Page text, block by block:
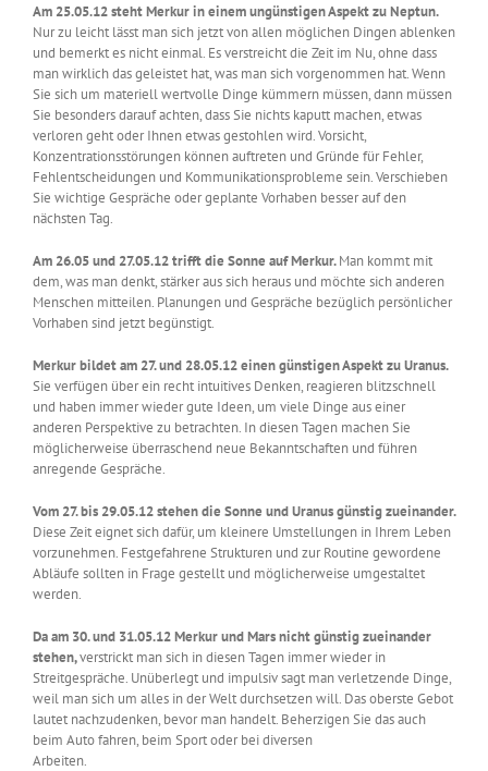
Am 25.05.12 steht Merkur in einem ungünstigen Aspekt zu Neptun.
Nur zu leicht lässt man sich jetzt von allen möglichen Dingen ablenken
und bemerkt es nicht einmal. Es verstreicht die Zeit im Nu, ohne dass
man wirklich das geleistet hat, was man sich vorgenommen hat. Wenn
Sie sich um materiell wertvolle Dinge kümmern müssen, dann müssen
Sie besonders darauf achten, dass Sie nichts kaputt machen, etwas
verloren geht oder Ihnen etwas gestohlen wird. Vorsicht,
Konzentrationsstörungen können auftreten und Gründe für Fehler,
Fehlentscheidungen und Kommunikationsprobleme sein. Verschieben
Sie wichtige Gespräche oder geplante Vorhaben besser auf den
nächsten Tag.
Am 26.05 und 27.05.12 trifft die Sonne auf Merkur.Man kommt mit
dem, was man denkt, stärker aus sich heraus und möchte sich anderen
Menschen mitteilen. Planungen und Gespräche bezüglich persönlicher
Vorhaben sind jetzt begünstigt.
Merkur bildet am 27. und 28.05.12 einen günstigen Aspekt zu Uranus.
Sie verfügen über ein recht intuitives Denken, reagieren blitzschnell
und haben immer wieder gute Ideen, um viele Dinge aus einer
anderen Perspektive zu betrachten. In diesen Tagen machen Sie
möglicherweise überraschend neue Bekanntschaften und führen
anregende Gespräche.
Vom 27. bis 29.05.12 stehen die Sonne und Uranus günstig zueinander.
Diese Zeit eignet sich dafür, um kleinere Umstellungen in Ihrem Leben
vorzunehmen. Festgefahrene Strukturen und zur Routine gewordene
Abläufe sollten in Frage gestellt und möglicherweise umgestaltet
werden.
Da am 30. und 31.05.12 Merkur und Mars nicht günstig zueinander
stehen,verstrickt man sich in diesen Tagen immer wieder in
Streitgespräche. Unüberlegt und impulsiv sagt man verletzende Dinge,
weil man sich um alles in der Welt durchsetzen will. Das oberste Gebot
lautet nachzudenken, bevor man handelt. Beherzigen Sie das auch
beim Auto fahren, beim Sport oder bei diversen
Arbeiten.